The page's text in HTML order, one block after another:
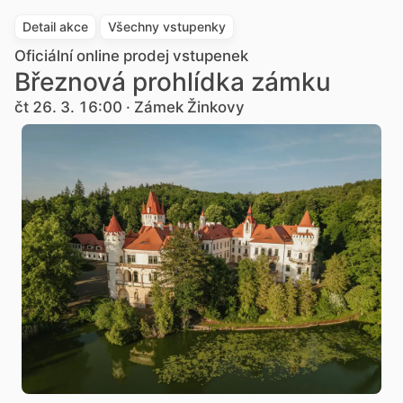
Detail akce Všechny vstupenky
Oficiální online prodej vstupenek
Březnová prohlídka zámku
čt 26. 3. 16:00 · Zámek Žinkovy